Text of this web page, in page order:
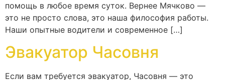
помощь в любое время суток. Вернее Мячково —
это не просто слова, это наша философия работы.
Наши опытные водители и современное […]
Эвакуатор Часовня
Если вам требуется эвакуатор, Часовня — это